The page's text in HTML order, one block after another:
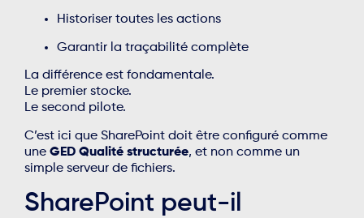
Historiser toutes les actions
Garantir la traçabilité complète
La différence est fondamentale.
Le premier stocke.
Le second pilote.
C’est ici que SharePoint doit être configuré comme
une GED Qualité structurée, et non comme un
simple serveur de fichiers.
SharePoint peut-il